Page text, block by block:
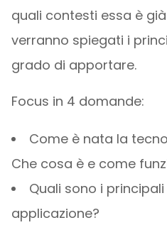
quali contesti essa è
verranno spiegati i
grado di apportare.
Focus in 4 domande:
Come è nata la
Che cosa è e come
Quali sono i
applicazione?